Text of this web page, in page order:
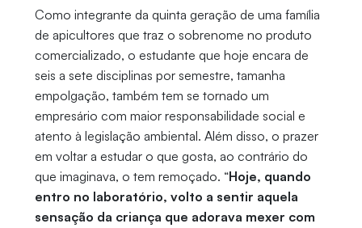
Como integrante da quinta geração de uma família
de apicultores que traz o sobrenome no produto
comercializado, o estudante que hoje encara de
seis a sete disciplinas por semestre, tamanha
empolgação, também tem se tornado um
empresário com maior responsabilidade social e
atento à legislação ambiental. Além disso, o prazer
em voltar a estudar o que gosta, ao contrário do
que imaginava, o tem remoçado. “Hoje, quando
entro no laboratório, volto a sentir aquela
sensação da criança que adorava mexer com